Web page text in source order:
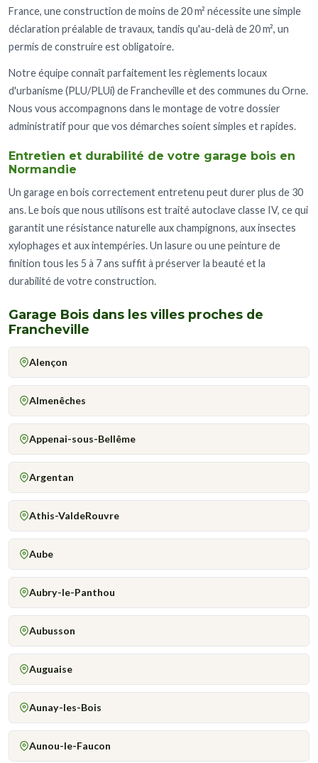
France, une construction de moins de 20 m² nécessite une simple
déclaration préalable de travaux, tandis qu'au-delà de 20 m², un
permis de construire est obligatoire.
Notre équipe connaît parfaitement les règlements locaux
d'urbanisme (PLU/PLUi) de Francheville et des communes du Orne.
Nous vous accompagnons dans le montage de votre dossier
administratif pour que vos démarches soient simples et rapides.
Entretien et durabilité de votre garage bois en
Normandie
Un garage en bois correctement entretenu peut durer plus de 30
ans. Le bois que nous utilisons est traité autoclave classe IV, ce qui
garantit une résistance naturelle aux champignons, aux insectes
xylophages et aux intempéries. Un lasure ou une peinture de
finition tous les 5 à 7 ans suffit à préserver la beauté et la
durabilité de votre construction.
Garage Bois dans les villes proches de
Francheville
Alençon
Almenêches
Appenai-sous-Bellême
Argentan
Athis-ValdeRouvre
Aube
Aubry-le-Panthou
Aubusson
Auguaise
Aunay-les-Bois
Aunou-le-Faucon